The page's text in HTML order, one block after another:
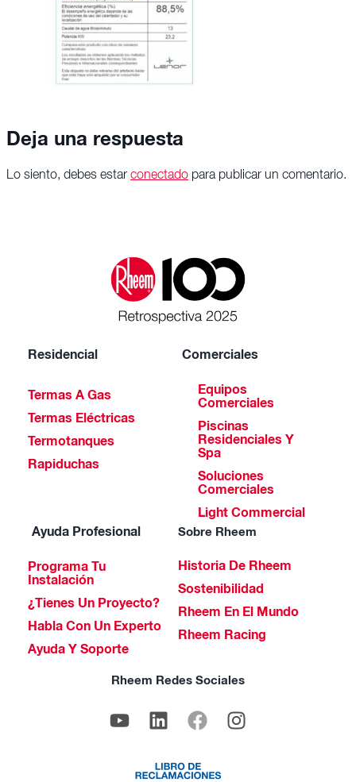
Deja una respuesta
Lo siento, debes estar conectado para publicar un comentario.
Residencial
Termas A Gas
Termas Eléctricas
Termotanques
Rapiduchas
Comerciales
Equipos
Comerciales
Piscinas
Residenciales Y
Spa
Soluciones
Comerciales
Light Commercial
Ayuda Profesional
Programa Tu
Instalación
¿Tienes Un Proyecto?
Habla Con Un Experto
Ayuda Y Soporte
Sobre Rheem
Historia De Rheem
Sostenibilidad
Rheem En El Mundo
Rheem Racing
Rheem Redes Sociales